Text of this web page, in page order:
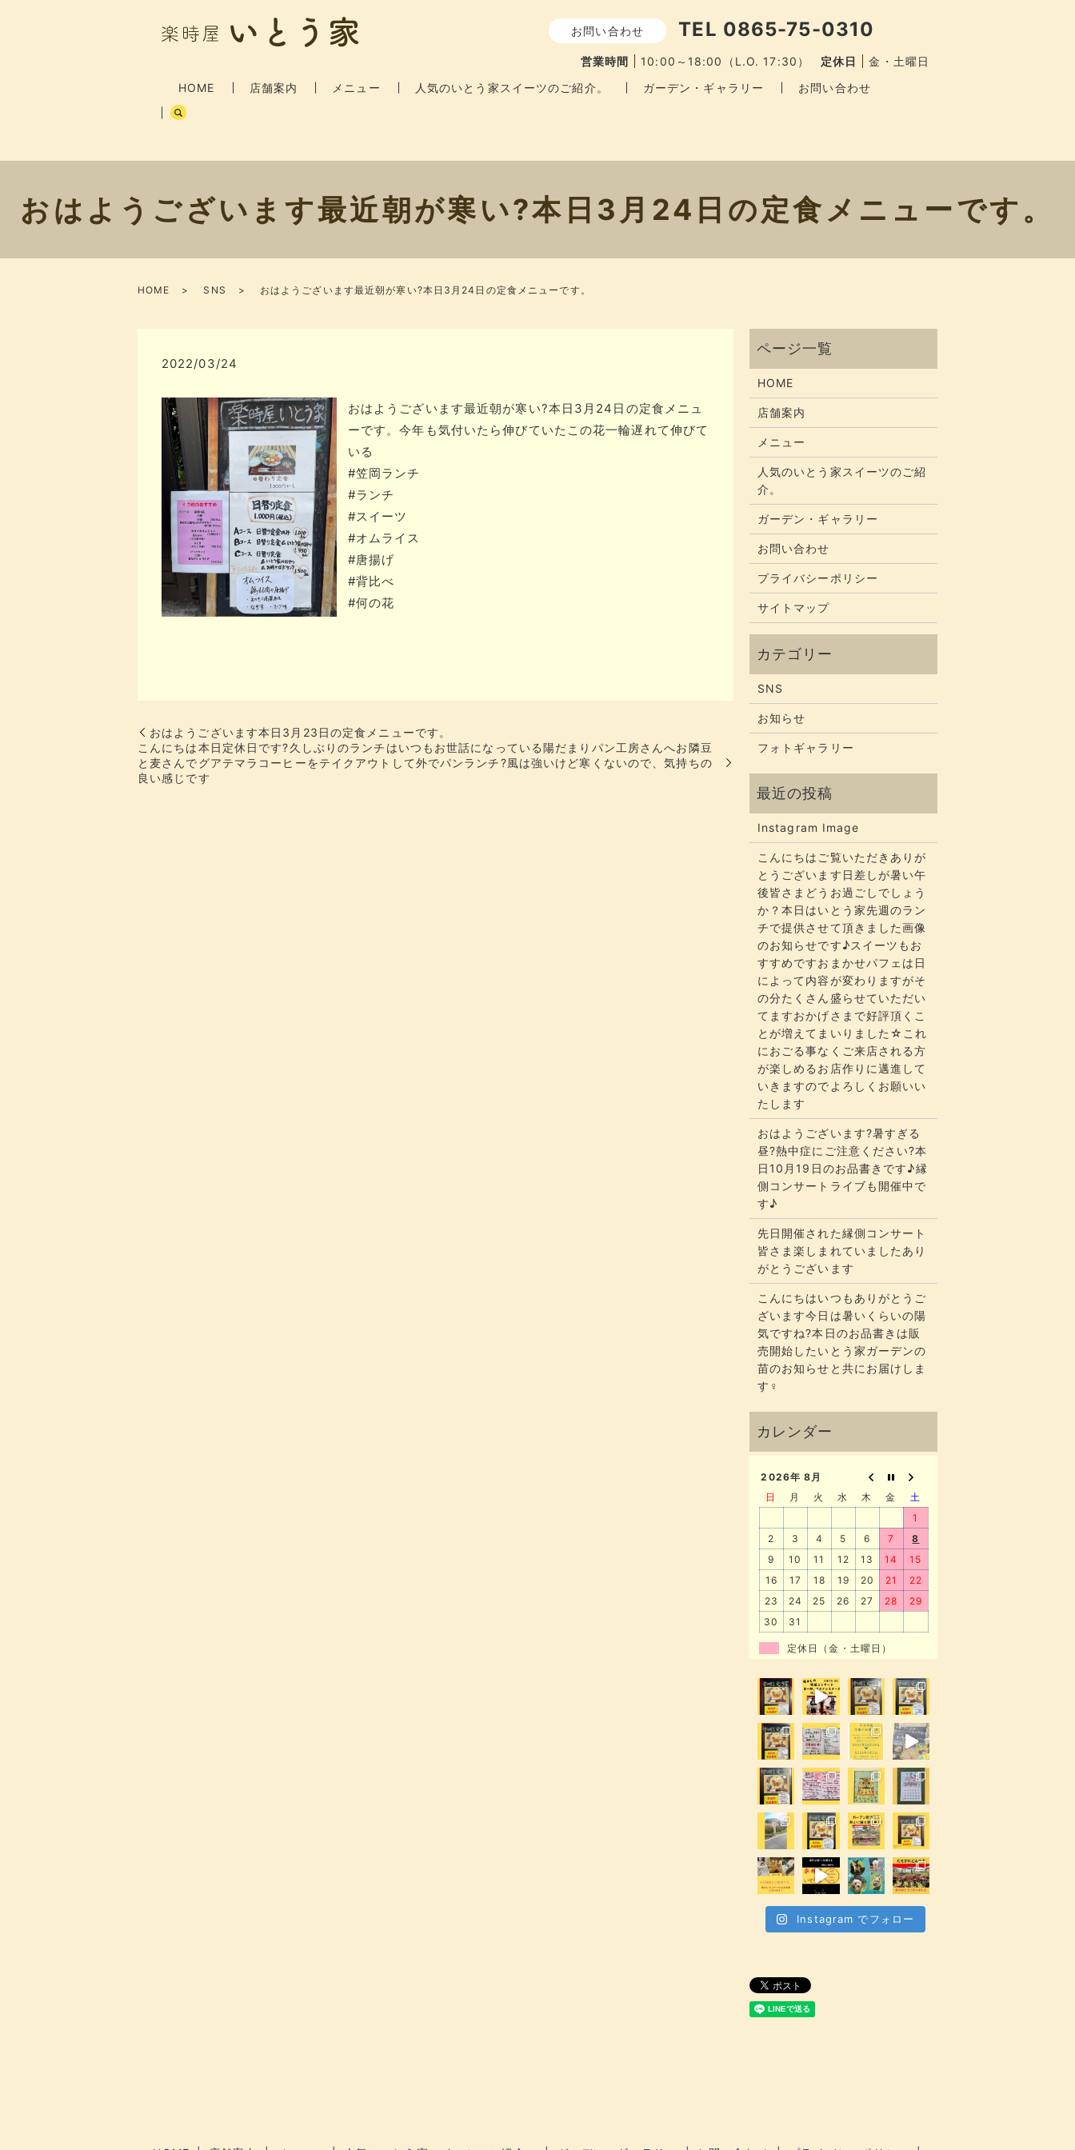
HOME 店舗案内 メニュー 人気のいとう家スイーツのご紹介。 ガーデン・ギャラリー お問い合わせ
お問い合わせ TEL 0865-75-0310
営業時間 10:00～18:00（L.O. 17:30） 定休日 金・土曜日
おはようございます最近朝が寒い?本日3月24日の定食メニューです。
HOME SNS おはようございます最近朝が寒い?本日3月24日の定食メニューです。
2022/03/24
おはようございます最近朝が寒い?本日3月24日の定食メニュ
ーです。今年も気付いたら伸びていたこの花一輪遅れて伸びて
いる
#笠岡ランチ
#ランチ
#スイーツ
#オムライス
#唐揚げ
#背比べ
#何の花
おはようございます本日3月23日の定食メニューです。
こんにちは本日定休日です?久しぶりのランチはいつもお世話になっている陽だまりパン工房さんへお隣豆
と麦さんでグアテマラコーヒーをテイクアウトして外でパンランチ?風は強いけど寒くないので、気持ちの
良い感じです
HOME
店舗案内
メニュー
人気のいとう家スイーツのご紹
介。
ガーデン・ギャラリー
お問い合わせ
プライバシーポリシー
サイトマップ
SNS
お知らせ
フォトギャラリー
Instagram Image
こんにちはご覧いただきありが
とうございます​​​日差しが暑い午
後皆さまどうお過ごしでしょう
か？​​​本日はいとう家先週のラン
チで提供させて頂きました画像
のお知らせです♪スイーツもお
すすめですおまかせパフェは日
によって内容が変わりますがそ
の分たくさん盛らせていただい
てます​​​おかげさまで好評頂くこ
とが増えてまいりました☆​​これ
におごる事なくご来店される方
が楽しめるお店作りに邁進して
いきますのでよろしくお願いい
たします
おはようございます?暑すぎる
昼?熱中症にご注意ください?本
日10月19日のお品書きです♪縁
側コンサートライブも開催中で
す♪
先日開催された縁側コンサート
皆さま楽しまれていましたあり
がとうございます
こんにちはいつもありがとうご
ざいます今日は暑いくらいの陽
気ですね?本日のお品書きは販
売開始したいとう家ガーデンの
苗のお知らせと共にお届けしま
す‍♀️
2026年 8月
日
月 火 水 木 金
土
1
2
3 4 5 6 7
8
9
10 11 12 13 14
15
16
17 18 19 20 21
22
23
24 25 26 27 28
29
30
31
定休日（金・土曜日）
Instagram でフォロー